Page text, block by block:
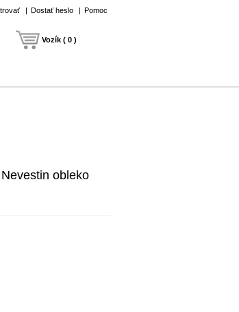
| Dostať heslo | Pomoc
Vozík ( 0 )
obleko